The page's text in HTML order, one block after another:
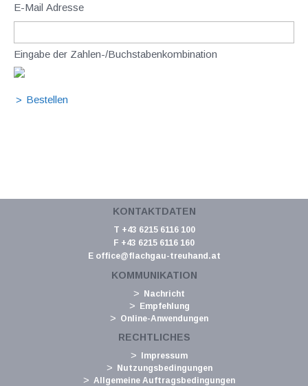
E-Mail Adresse
Eingabe der Zahlen-/Buchstabenkombination
KONTAKTDATEN
T +43 6215 6116 100
F +43 6215 6116 160
E office@flachgau-treuhand.at
KOMMUNIKATION
Nachricht
Empfehlung
Online-Anwendungen
RECHTLICHES
Impressum
Nutzungsbedingungen
Allgemeine Auftragsbedingungen